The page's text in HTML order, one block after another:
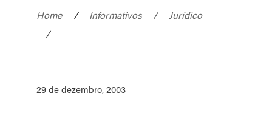
Home / Informativos /
Jurídico
/
29 de dezembro, 2003